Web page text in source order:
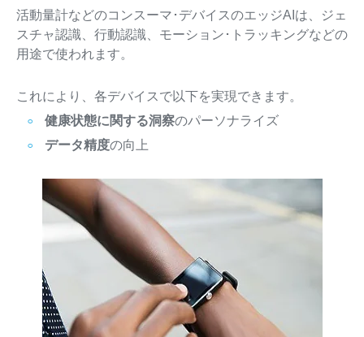
活動量計などのコンスーマ･デバイスのエッジAIは、ジェ
スチャ認識、行動認識、モーション･トラッキングなどの
用途で使われます。
これにより、各デバイスで以下を実現できます。
健康状態に関する洞察のパーソナライズ
データ精度の向上